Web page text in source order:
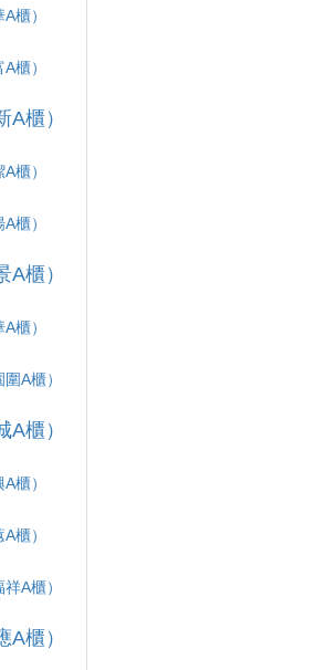
櫃）
櫃）
A櫃）
櫃）
櫃）
A櫃）
櫃）
A櫃）
A櫃）
櫃）
櫃）
A櫃）
A櫃）